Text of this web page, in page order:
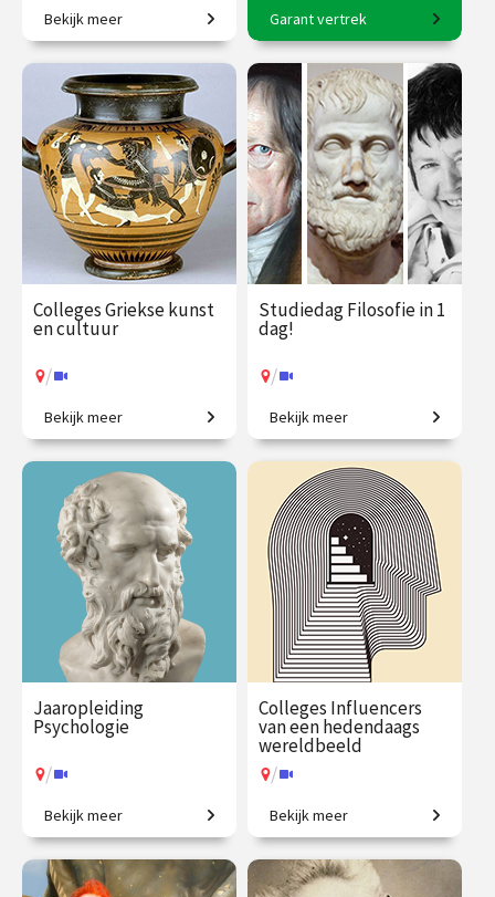
Tussen brein en beleving
met Rico Sneller!
€ 345.00
vanaf 18
sep.
/ Op locatie of online
Bekijk meer
8-daagse reis o.l.v. Karin
Braamhorst
€ 2500.00
vanaf 6
okt.
Op locatie
Garant vertrek
Colleges Griekse kunst
en cultuur
/
Ontdek de wereld van de
oude Grieken.
€ 217.00
vanaf 21
sep.
Op locatie of online
Bekijk meer
Studiedag Filosofie in 1
dag!
/
In één dag filosoof worden?
€ 65.00 / €
90.00
vanaf 9
sep.
/ Op locatie of online
Bekijk meer
Jaaropleiding
Psychologie
/
Een introductie naar het
menselijk zijn
Bekijk meer
Colleges Influencers
van een hedendaags
wereldbeeld
/
Wie bepaalt hoe wij naar de
wereld kijken?
Bekijk meer